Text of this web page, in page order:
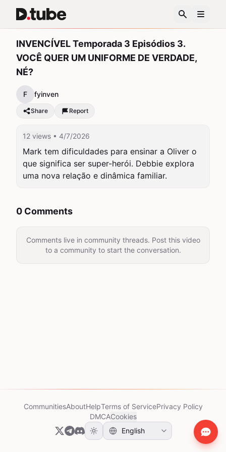
INVENCÍVEL Temporada 3 Episódios 3.
VOCÊ QUER UM UNIFORME DE VERDADE,
NÉ?
F fyinven
Share Report
12 views • 4/7/2026
Mark tem dificuldades para ensinar a Oliver o
que significa ser super-herói. Debbie explora
uma nova relação e dinâmica familiar.
0 Comments
Comments live in community threads. Post this video
to a community to start the conversation.
CommunitiesAboutHelpTerms of ServicePrivacy Policy
DMCACookies